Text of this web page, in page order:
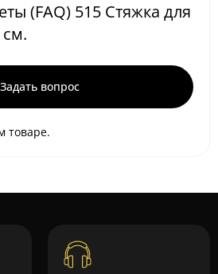
(FAQ) 515 Стяжка для
Задать вопрос
товаре.